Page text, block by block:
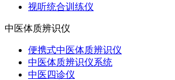
视听统合训练仪
中医体质辨识仪
便携式中医体质辨识仪
中医体质辨识仪系统
中医四诊仪